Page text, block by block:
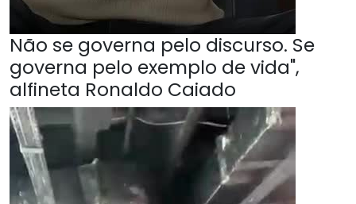
Não se governa pelo discurso. Se
governa pelo exemplo de vida",
alfineta Ronaldo Caiado